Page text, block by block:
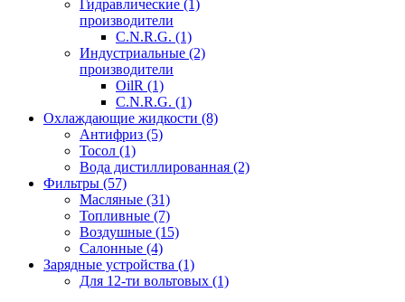
Гидравлические (1)
производители
C.N.R.G. (1)
Индустриальные (2)
производители
OilR (1)
C.N.R.G. (1)
Охлаждающие жидкости (8)
Антифриз (5)
Тосол (1)
Вода дистиллированная (2)
Фильтры (57)
Масляные (31)
Топливные (7)
Воздушные (15)
Салонные (4)
Зарядные устройства (1)
Для 12-ти вольтовых (1)